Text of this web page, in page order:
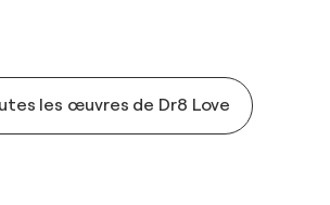
les œuvres de Dr8 Love